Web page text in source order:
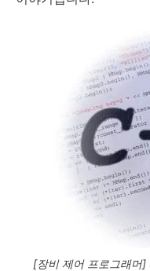
[장비 제어 프로그래머